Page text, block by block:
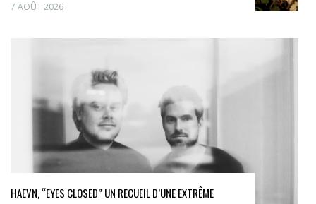
7 AOÛT 2026
HAEVN, “EYES CLOSED” UN RECUEIL D’UNE EXTRÊME